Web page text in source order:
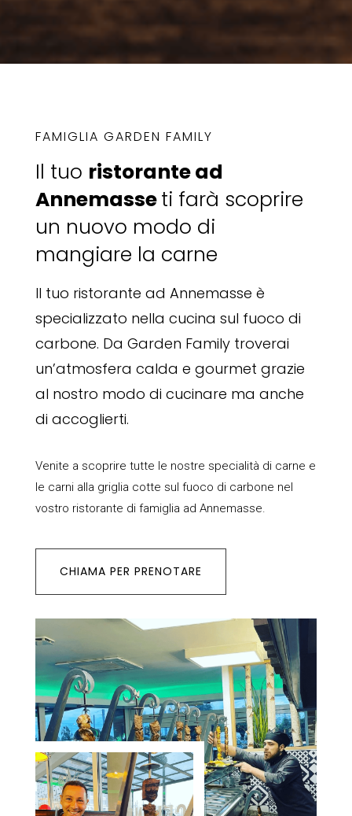
FAMIGLIA GARDEN FAMILY
Il tuo ristorante ad
Annemasseti farà scoprire
un nuovo modo di
mangiare la carne
Il tuo ristorante ad Annemasse è
specializzato nella cucina sul fuoco di
carbone. Da Garden Family troverai
un’atmosfera calda e gourmet grazie
al nostro modo di cucinare ma anche
di accoglierti.
Venite a scoprire tutte le nostre specialità di carne e
le carni alla griglia cotte sul fuoco di carbone nel
vostro ristorante di famiglia ad Annemasse.
CHIAMA PER PRENOTARE